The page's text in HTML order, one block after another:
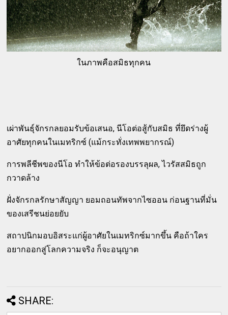
ในภาพคือสมิธทุกคน
เผ่าพันธุ์จักรกลยอมรับข้อเสนอ, นีโอต่อสู้กับสมิธ ที่ยึดร่างผู้
อาศัยทุกคนในเมทริกซ์ (แม้กระทั่งเทพพยากรณ์)
การพลีชีพของนีโอ ทำให้ข้อต่อรองบรรลุผล, ไวรัสสมิธถูก
กวาดล้าง
ฝั่งจักรกลรักษาสัญญา ยอมถอนทัพจากไซออน ก่อนฐานที่มั่น
ของเสรีชนย่อยยับ
สถาปนิกมอบอิสระแก่ผู้อาศัยในเมทริกซ์มากขึ้น คือถ้าใคร
อยากออกสู่โลกความจริง ก็จะอนุญาต
SHARE: